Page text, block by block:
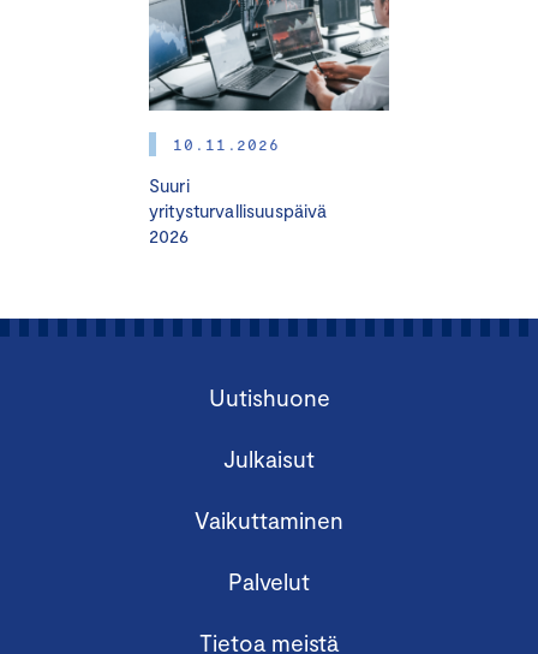
ja VSME-kestävyysraportoinnista kiinnostuneille.
Keskuskauppakamari järjestää VSME-standardin toisesta
osasta, Comprehensive- eli laajasta moduulista, oman
17.11.2025.
Koulutus toteutetaan verkossa.
12.30 Tervetuloa, koulutuksen avaus ja osallistujien
– Raportoinnin prosessi
Keskuskauppakamari
10.11.2026
Suuri
yritysturvallisuuspäivä
2026
Uutishuone
Julkaisut
Vaikuttaminen
Palvelut
Tietoa meistä